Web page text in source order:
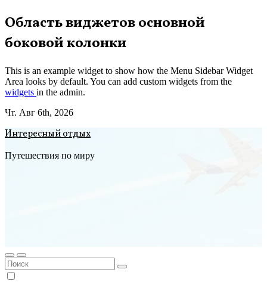
Перейти
к
содержимому
Область виджетов основной
боковой колонки
This is an example widget to show how the Menu Sidebar Widget
Area looks by default. You can add custom widgets from the
widgets in the admin.
Чт. Авг 6th, 2026
Интересный отдых
Путешествия по миру